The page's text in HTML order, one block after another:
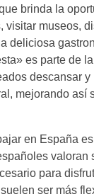
brinda la
visitar museos,
deliciosa
es parte de
descansar
mejorando así
en España
valoran
para
ser más